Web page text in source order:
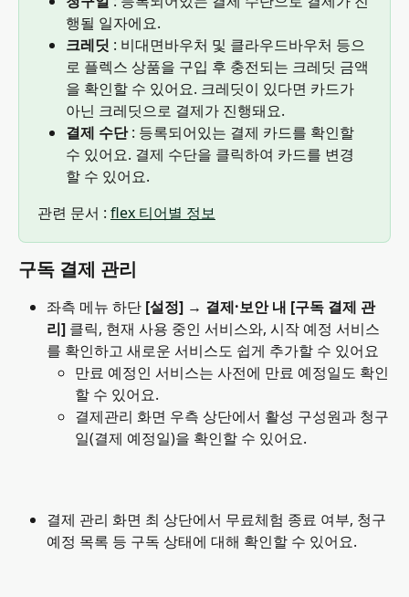
행될 일자에요.
크레딧 : 비대면바우처 및 클라우드바우처 등으
로 플렉스 상품을 구입 후 충전되는 크레딧 금액
을 확인할 수 있어요. 크레딧이 있다면 카드가
아닌 크레딧으로 결제가 진행돼요.
결제 수단 : 등록되어있는 결제 카드를 확인할
수 있어요. 결제 수단을 클릭하여 카드를 변경
할 수 있어요.
관련 문서 : flex 티어별 정보
구독 결제 관리
좌측 메뉴 하단 [설정] → 결제·보안 내 [구독 결제 관
리] 클릭, 현재 사용 중인 서비스와, 시작 예정 서비스
를 확인하고 새로운 서비스도 쉽게 추가할 수 있어요
만료 예정인 서비스는 사전에 만료 예정일도 확인
할 수 있어요.
결제관리 화면 우측 상단에서 활성 구성원과 청구
일(결제 예정일)을 확인할 수 있어요.
결제 관리 화면 최 상단에서 무료체험 종료 여부, 청구
예정 목록 등 구독 상태에 대해 확인할 수 있어요.